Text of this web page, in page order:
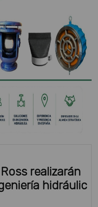
realizarán
hidráulic